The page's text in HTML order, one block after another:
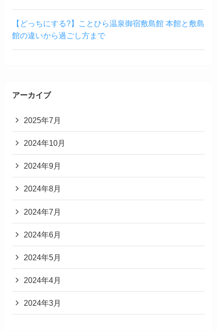
【どっちにする?】ことひら温泉御宿敷島館 本館と敷島
館の違いから過ごし方まで
アーカイブ
2025年7月
2024年10月
2024年9月
2024年8月
2024年7月
2024年6月
2024年5月
2024年4月
2024年3月